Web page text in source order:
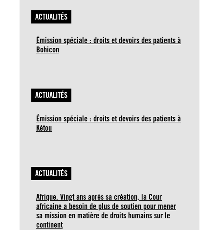
ACTUALITÉS
Émission spéciale : droits et devoirs des patients à
Bohicon
ACTUALITÉS
Émission spéciale : droits et devoirs des patients à
Kétou
ACTUALITÉS
Afrique. Vingt ans après sa création, la Cour
africaine a besoin de plus de soutien pour mener
sa mission en matière de droits humains sur le
continent